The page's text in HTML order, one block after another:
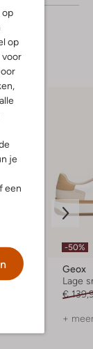
op
op
voor
je
een
-50%
Geox
Lage
€
+